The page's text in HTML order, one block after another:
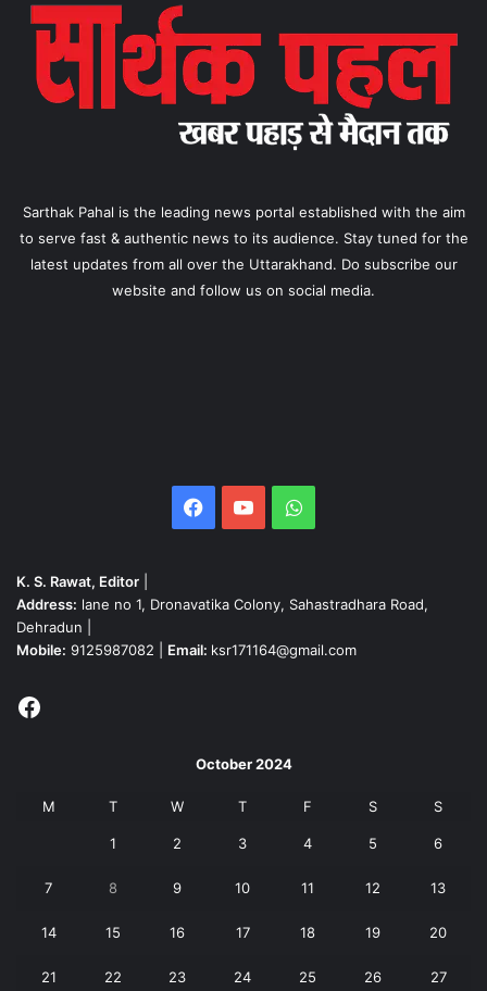
Sarthak Pahal is the leading news portal established with the aim
to serve fast & authentic news to its audience. Stay tuned for the
latest updates from all over the Uttarakhand. Do subscribe our
website and follow us on social media.
Facebook
YouTubeWhatsApp
K. S. Rawat, Editor
Address: lane no 1, Dronavatika Colony, Sahastradhara Road,
Dehradun |
Mobile: 9125987082 | Email: ksr171164@gmail.com
Facebook
October 2024
M T W T F S S
1 2 3 4 5 6
7 8 9 10 11 12 13
14 15 16 17 18 19 20
21 22 23 24 25 26 27